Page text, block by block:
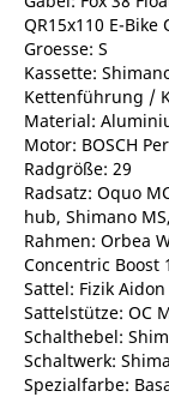
QR15x110 E-Bike
Groesse: S
Kassette:
Kettenführung /
Material:
Motor: BOSCH
Radgröße: 29
Radsatz: Oquo
hub, Shimano
Rahmen: Orbea
Concentric Boost
Sattel: Fizik
Sattelstütze: OC
Schalthebel:
Schaltwerk:
Spezialfarbe: